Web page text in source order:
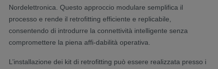
Nordelettronica. Questo approccio modulare semplifica il
processo e rende il retrofitting efficiente e replicabile,
consentendo di introdurre la connettività intelligente senza
compromettere la piena affi-dabilità operativa.
L’installazione dei kit di retrofitting può essere realizzata presso i